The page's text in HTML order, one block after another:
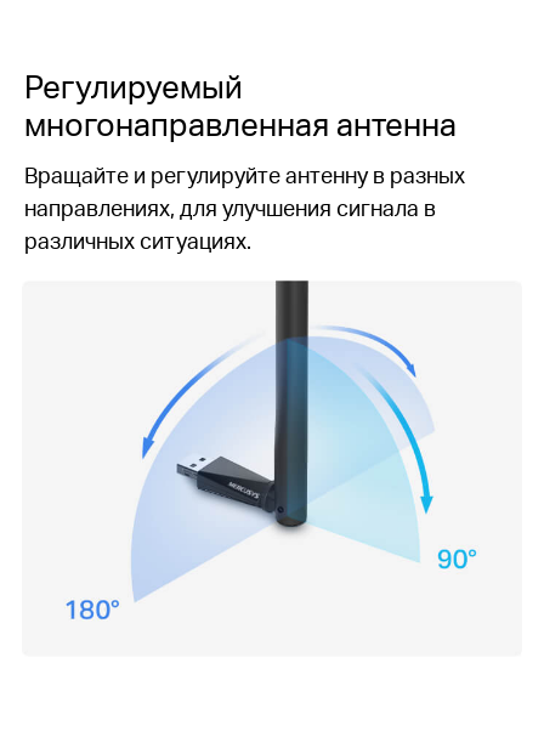
Регулируемый
многонаправленная антенна
Вращайте и регулируйте антенну в разных
направлениях, для улучшения сигнала в
различных ситуациях.